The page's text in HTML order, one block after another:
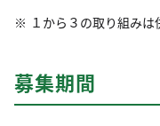
１から３の取り組みは
募集期間